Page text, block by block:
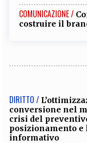
COMUNICAZIONE /
costruire il
DIRITTO /
conversione nel
crisi del
posizionamento
informativo